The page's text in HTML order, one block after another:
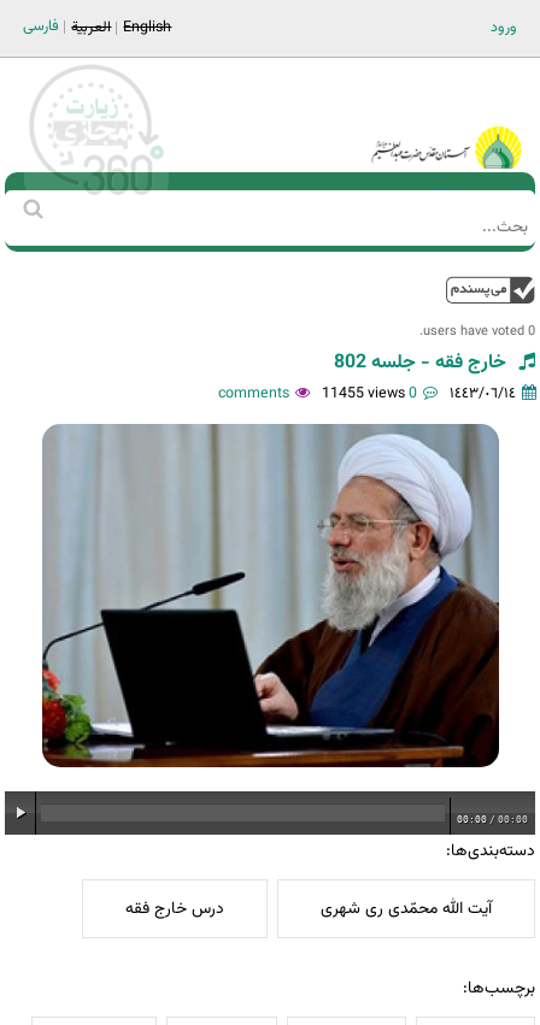
ورود فارسی العربية English
Main men-AR
استمارة
‏
0 users have voted.
خارج فقه - جلسه 802
١٤٤٣/٠٦/١٤ 0 comments
11455 views
00:00 / 00:00
دسته‌بندی‌ها:
آیت الله محمّدی ری شهری درس خارج فقه
برچسب‌ها: